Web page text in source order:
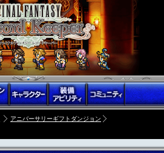
アニバーサリーギフトダンジョン